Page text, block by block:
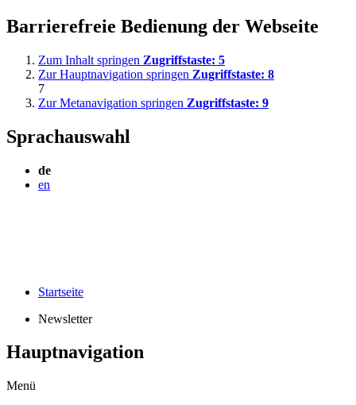
Barrierefreie Bedienung der Webseite
Zum Inhalt springen Zugriffstaste: 5
Zur Hauptnavigation springen Zugriffstaste: 8
7
Zur Metanavigation springen Zugriffstaste: 9
Sprachauswahl
de
en
Startseite
Newsletter
Hauptnavigation
Menü